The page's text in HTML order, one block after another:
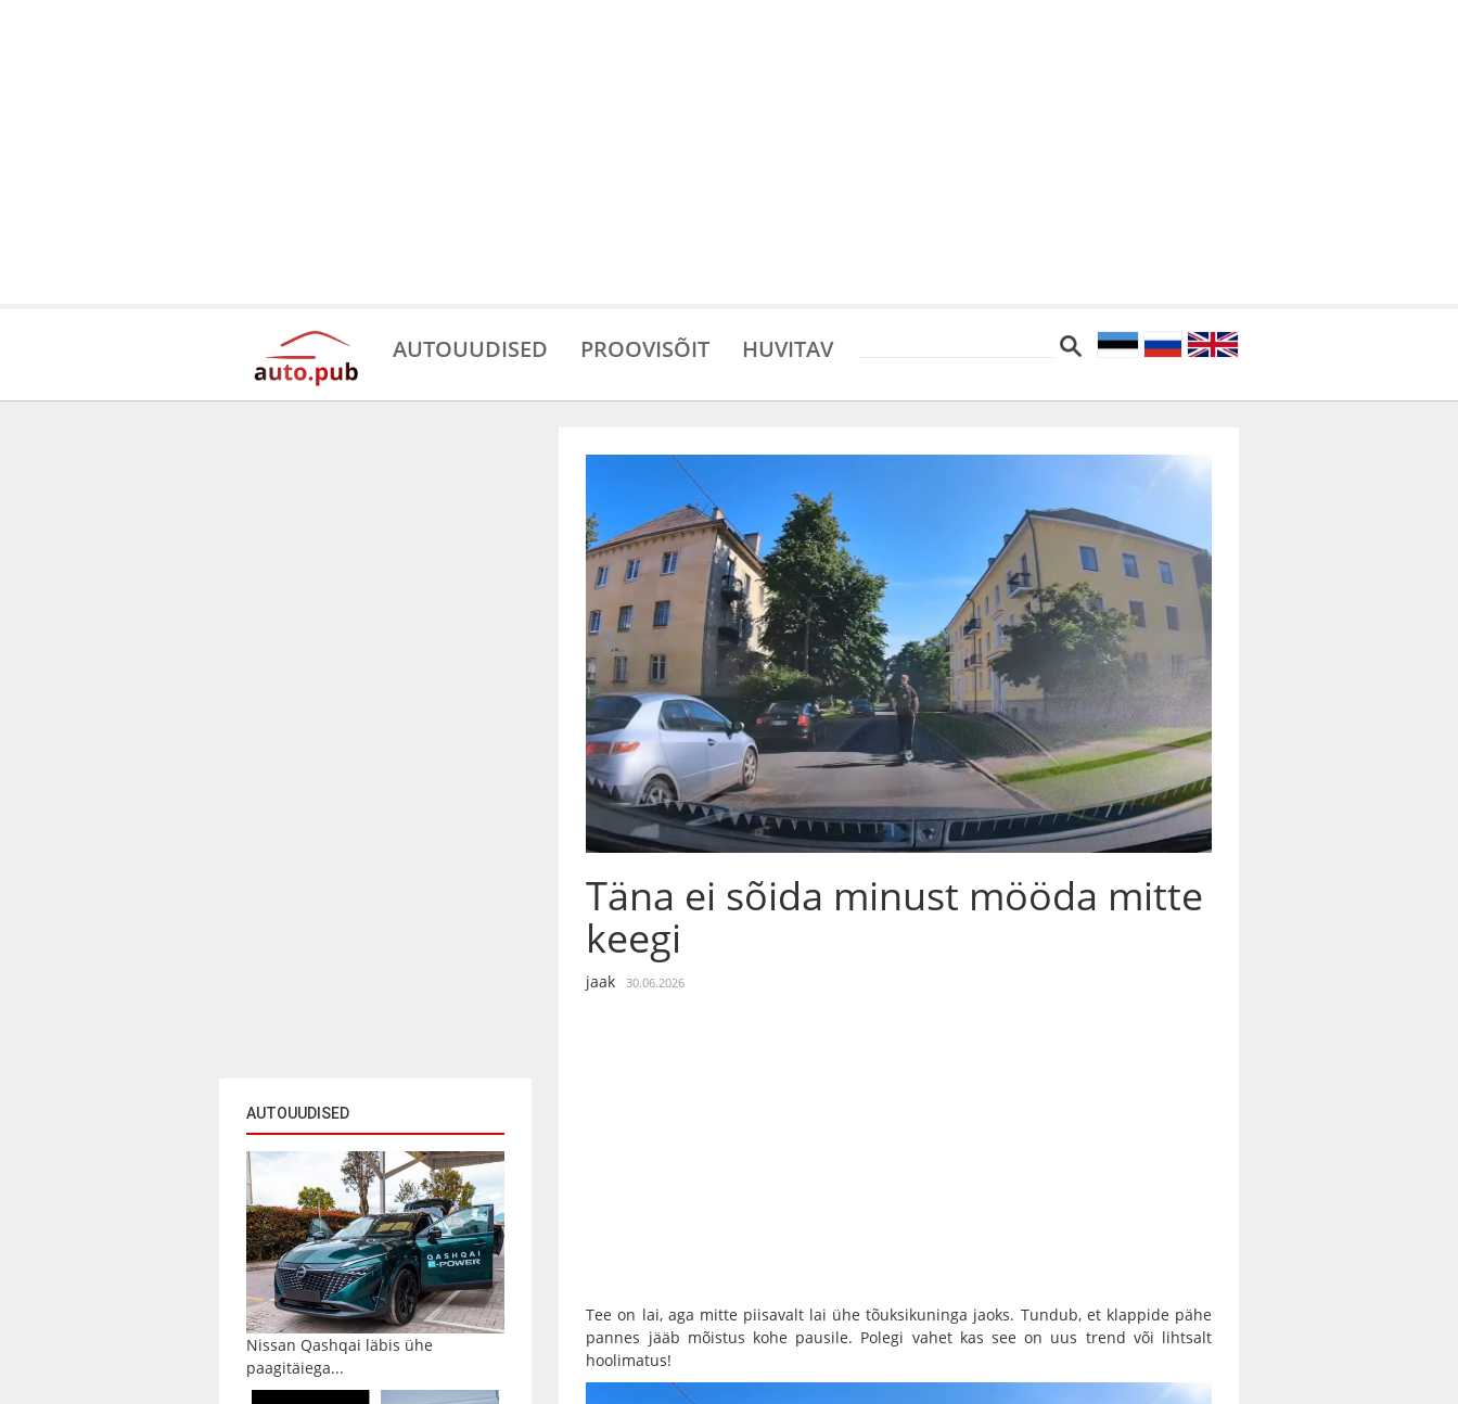
AUTOUUDISED PROOVISÕIT HUVITAV
AUTOUUDISED
Nissan Qashqai läbis ühe
paagitäiega...
Täna ei sõida minust mööda mitte
keegi
jaak 30.06.2026
Tee on lai, aga mitte piisavalt lai ühe tõuksikuninga jaoks. Tundub, et klappide pähe
pannes jääb mõistus kohe pausile. Polegi vahet kas see on uus trend või lihtsalt
hoolimatus!